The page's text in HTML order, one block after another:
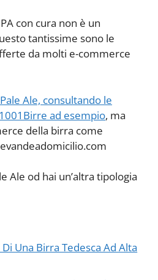
con cura non è un
tantissime sono le
da molti e-commerce
Ale, consultando le
ad esempio, ma
della birra come
Ale od hai un’altra tipologia
Una Birra Tedesca Ad Alta